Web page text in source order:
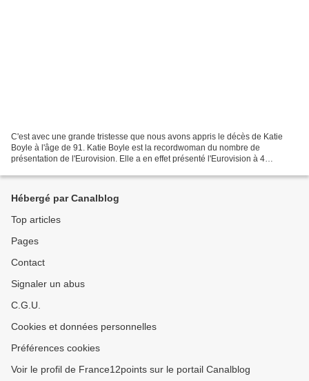
C'est avec une grande tristesse que nous avons appris le décès de Katie
Boyle à l'âge de 91. Katie Boyle est la recordwoman du nombre de
présentation de l'Eurovision. Elle a en effet présenté l'Eurovision à 4
Hébergé par Canalblog
Top articles
Pages
Contact
Signaler un abus
C.G.U.
Cookies et données personnelles
Préférences cookies
Voir le profil de France12points sur le portail Canalblog